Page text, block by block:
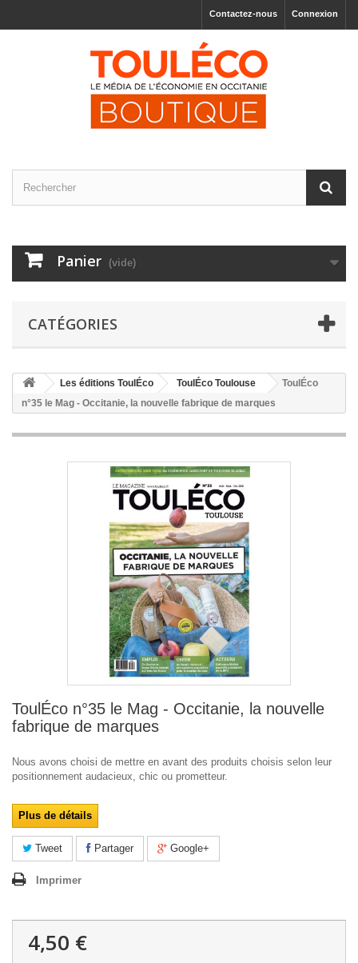
Connexion
Contactez-nous
Panier (vide)
CATÉGORIES
Les éditions ToulÉco ToulÉco Toulouse
ToulÉco
n°35 le Mag - Occitanie, la nouvelle fabrique de marques
ToulÉco n°35 le Mag - Occitanie, la nouvelle
fabrique de marques
Nous avons choisi de mettre en avant des produits choisis selon leur
positionnement audacieux, chic ou prometteur.
Plus de détails
Tweet Partager Google+
Imprimer
4,50 €